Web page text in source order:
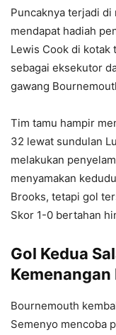
Puncaknya terjadi
mendapat hadiah
Lewis Cook di kotak
sebagai eksekutor
gawang
Tim tamu hampir
32 lewat sundulan
melakukan
menyamakan
Brooks, tetapi gol
Skor 1-0 bertahan
Gol Kedua
Bournemouth
Semenyo mencoba